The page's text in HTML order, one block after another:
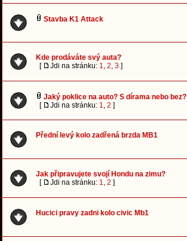
Stavba K1 Attack
Kde prodáváte svý auta?
[
Jdi na stránku: 1, 2, 3 ]
Jaký poklice na auto? S dírama nebo bez?
[
Jdi na stránku: 1, 2 ]
Přední levý kolo zadřená brzda MB1
Jak připravujete svojí Hondu na zimu?
[
Jdi na stránku: 1, 2 ]
Hucici pravy zadni kolo civic Mb1